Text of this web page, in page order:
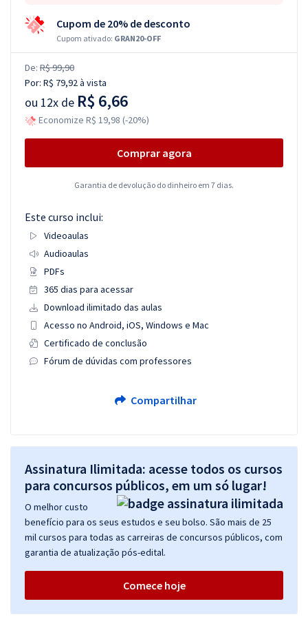
Cupom de 20% de desconto
Cupom ativado: GRAN20-OFF
De: R$ 99,90
Por: R$ 79,92à vista
ou 12x de R$ 6,66
Economize R$ 19,98 (-20%)
Comprar agora
Garantia de devolução do dinheiro em 7 dias.
Este curso inclui:
Videoaulas
Audioaulas
PDFs
365 dias para acessar
Download ilimitado das aulas
Acesso no Android, iOS, Windows e Mac
Certificado de conclusão
Fórum de dúvidas com professores
Compartilhar
Assinatura Ilimitada: acesse todos os cursos
para concursos públicos, em um só lugar!
O melhor custo
benefício para os seus estudos e seu bolso. São mais de 25
mil cursos para todas as carreiras de concursos públicos, com
garantia de atualização pós-edital.
Comece hoje